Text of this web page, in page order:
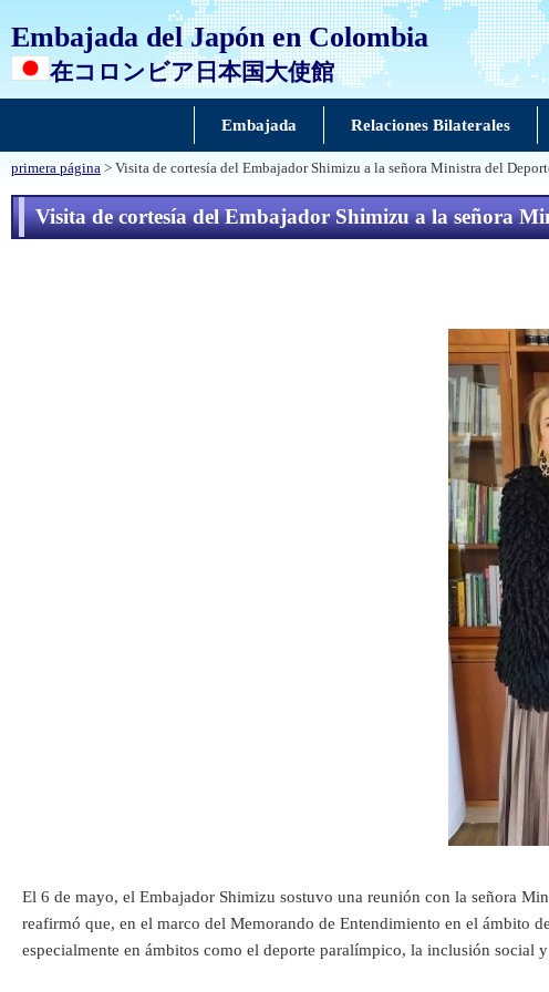
Embajada del Japón en Colombia
在コロンビア日本国大使館
Embajada Relaciones Bilaterales
primera página > Visita de cortesía del Embajador Shimizu a la señora Ministra del
Visita de cortesía del Embajador Shimizu a la señora
El 6 de mayo, el Embajador Shimizu sostuvo una reunión con la señora
reafirmó que, en el marco del Memorando de Entendimiento en el ámbito
especialmente en ámbitos como el deporte paralímpico, la inclusión social